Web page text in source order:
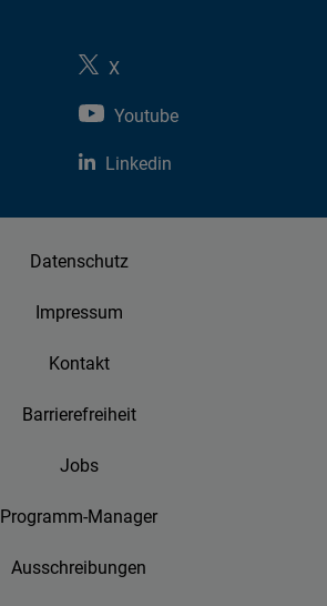
X
Youtube
Linkedin
Datenschutz
Impressum
Kontakt
Barrierefreiheit
Jobs
Programm-Manager
Ausschreibungen